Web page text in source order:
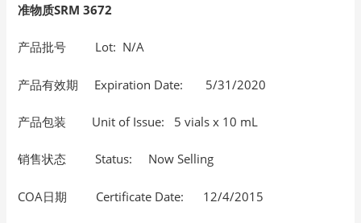
准物质SRM 3672
产品批号 Lot: N/A
产品有效期 Expiration Date: 5/31/2020
产品包装 Unit of Issue: 5 vials x 10 mL
销售状态 Status: Now Selling
COA日期 Certificate Date: 12/4/2015